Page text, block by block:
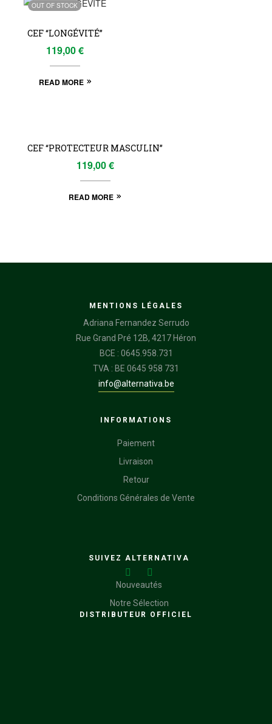
OUT OF STOCK
CEF “LONGÉVITÉ”
119,00€
READ MORE
STOCK
CEF “PROTECTEUR MASCULIN”
119,00€
READ MORE
MENTIONS LÉGALES
Adriana Fernandez Serrudo
Rue Grand Pré 12B, 4217 Héron
BCE : 0645.958.731
TVA : BE 0645 958 731
info@alternativa.be
INFORMATIONS
Paiement
Livraison
Retour
Conditions Générales de Vente
SUIVEZ ALTERNATIVA
Nouveautés
Notre Sélection
DISTRIBUTEUR OFFICIEL